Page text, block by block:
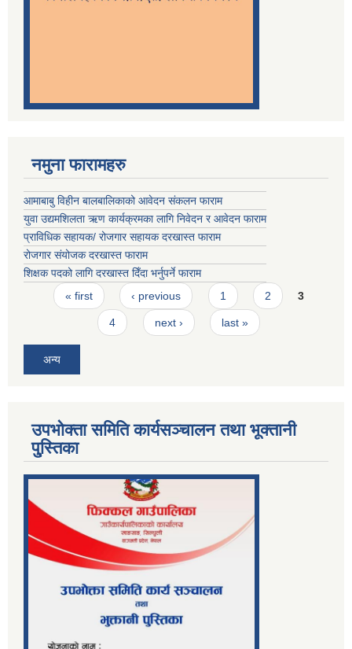
नमुना फारामहरु
आमाबाबु विहीन बालबालिकाको आवेदन संकलन फाराम
युवा उद्यमशिलता ऋण कार्यक्रमका लागि निवेदन र आवेदन फाराम
प्राविधिक सहायक/ रोजगार सहायक दरखास्त फाराम
रोजगार संयोजक दरखास्त फाराम
शिक्षक पदको लागि दरखास्त दिँदा भर्नुपर्ने फाराम
Pages
« first ‹ previous 1 2 3
4 next › last »
अन्य
उपभोक्ता समिति कार्यसञ्चालन तथा भूक्तानी
पु्स्तिका